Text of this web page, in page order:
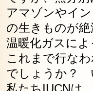
アマゾンやイ
の生きものが
温暖化ガスに
これまで行な
でしょうか？
私たちIUCNは